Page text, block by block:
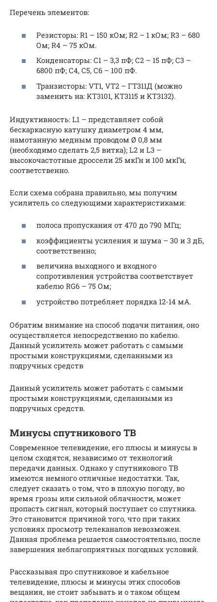
Перечень элементов:
Резисторы: R1 – 150 кОм; R2 – 1 кОм; R3 – 680
Ом; R4 – 75 кОм.
Конденсаторы: С1 – 3,3 пФ; С2 – 15 пФ; С3 –
6800 пФ; С4, С5, С6 – 100 пФ.
Транзисторы: VT1, VT2 – ГТ311Д (можно
заменить на: KT3101, KT3115 и KT3132).
Индуктивность: L1 – представляет собой
бескаркасную катушку диаметром 4 мм,
намотанную медным проводом Ø 0,8 мм
(необходимо сделать 2,5 витка); L2 и L3 –
высокочастотные дроссели 25 мкГн и 100 мкГн,
соответственно.
Если схема собрана правильно, мы получим
усилитель со следующими характеристиками:
полоса пропускания от 470 до 790 МГц;
коэффициенты усиления и шума – 30 и 3 дБ,
соответственно;
величина выходного и входного
сопротивления устройства соответствует
кабелю RG6 – 75 Ом;
устройство потребляет порядка 12-14 мА.
Обратим внимание на способ подачи питания, оно
осуществляется непосредственно по кабелю.
Данный усилитель может работать с самыми
простыми конструкциями, сделанными из
подручных средств
Данный усилитель может работать с самыми
простыми конструкциями, сделанными из
подручных средств.
Минусы спутникового ТВ
Современное телевидение, его плюсы и минусы в
целом сходятся, независимо от технологий
передачи данных. Однако у спутникового ТВ
имеются немного отличные недостатки. Так,
следует сказать о том, что в плохую погоду, во
время грозы или сильной облачности, может
пропасть сигнал, который поступает со спутника.
Это становится причиной того, что при таких
условиях просмотр телеканалов невозможен.
Данная проблема решается самостоятельно, после
завершения неблагоприятных погодных условий.
Рассказывая про спутниковое и кабельное
телевидение, плюсы и минусы этих способов
вещания, не стоит забывать и о таком общем